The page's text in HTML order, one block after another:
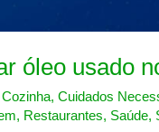
óleo usado
Cozinha,Cuidados
, Restaurantes, Saúde,